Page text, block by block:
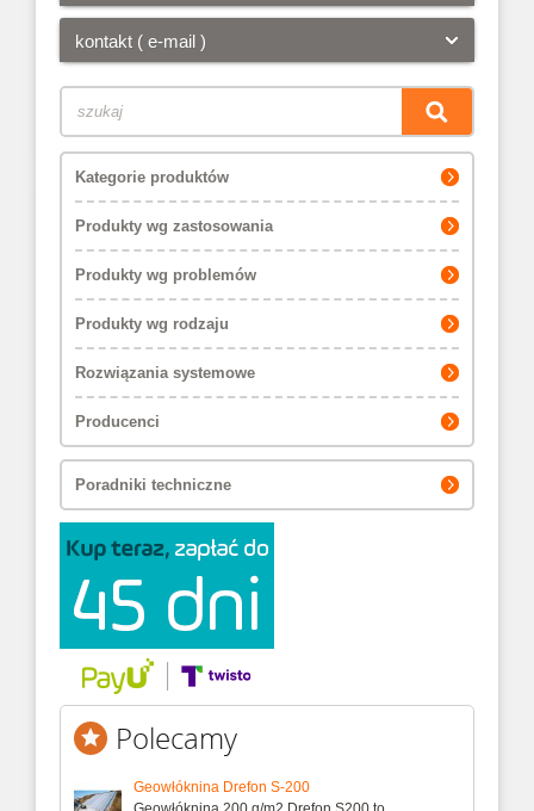
kontakt ( e-mail )
Kategorie produktów
Produkty wg zastosowania
Produkty wg problemów
Produkty wg rodzaju
Rozwiązania systemowe
Producenci
Poradniki techniczne
Polecamy
Geowłóknina Drefon S-200